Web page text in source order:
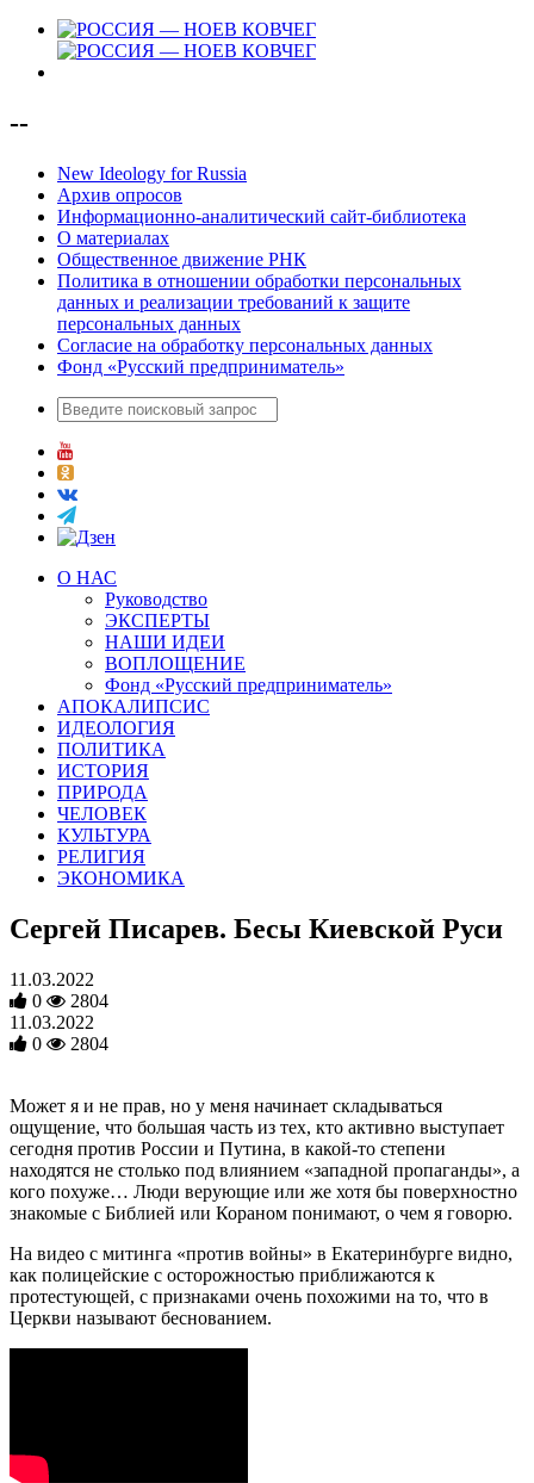
--
New Ideology for Russia
Архив опросов
Информационно-аналитический сайт-библиотека
О материалах
Общественное движение РНК
Политика в отношении обработки персональных
данных и реализации требований к защите
персональных данных
Согласие на обработку персональных данных
Фонд «Русский предприниматель»
О НАС
Руководство
ЭКСПЕРТЫ
НАШИ ИДЕИ
ВОПЛОЩЕНИЕ
Фонд «Русский предприниматель»
АПОКАЛИПСИС
ИДЕОЛОГИЯ
ПОЛИТИКА
ИСТОРИЯ
ПРИРОДА
ЧЕЛОВЕК
КУЛЬТУРА
РЕЛИГИЯ
ЭКОНОМИКА
Сергей Писарев. Бесы Киевской Руси
11.03.2022
0
2804
11.03.2022
0
2804
Может я и не прав, но у меня начинает складываться
ощущение, что большая часть из тех, кто активно выступает
сегодня против России и Путина, в какой-то степени
находятся не столько под влиянием «западной пропаганды», а
кого похуже… Люди верующие или же хотя бы поверхностно
знакомые с Библией или Кораном понимают, о чем я говорю.
На видео с митинга «против войны» в Екатеринбурге видно,
как полицейские с осторожностью приближаются к
протестующей, с признаками очень похожими на то, что в
Церкви называют беснованием.